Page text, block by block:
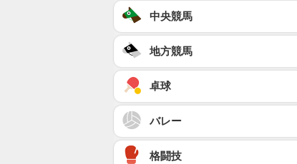
中央競馬
地方競馬
卓球
バレー
格闘技